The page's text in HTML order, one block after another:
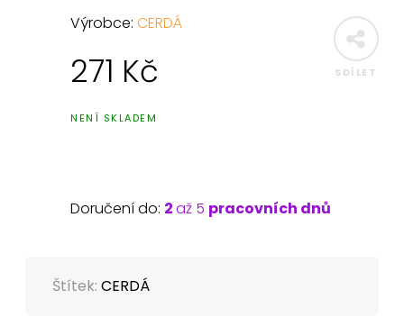
SDÍLET
Výrobce:CERDÁ
271 Kč
NENÍ SKLADEM
Doručení do: 2až 5 pracovních dnů
Štítek:CERDÁ